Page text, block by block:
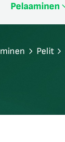
Pelaaminen
Pelit